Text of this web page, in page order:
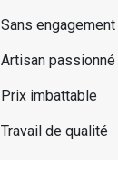
Sans engagement
Artisan passionné
Prix imbattable
Travail de qualité